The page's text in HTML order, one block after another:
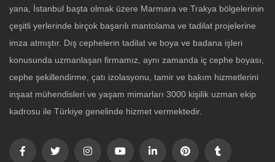
yana, İstanbul başta olmak üzere Marmara ve Trakya bölgelerinin
çeşitli yerlerinde birçok başarılı mantolama ve tadilat projelerine
imza atmıştır. Dış cephelerin tadilat ve boya ve badana işleri
konusunda uzmanlaşan firmamız, aynı zamanda iç cephe boyası,
cephe şekillendirme, çatı izolasyonu, tamir ve bakım hizmetlerini
inşaat mühendisleri ve yaşam mimarları 3000 kişilik uzman ekip
kadrosu ile Türkiye genelinde hizmet vermektedir.